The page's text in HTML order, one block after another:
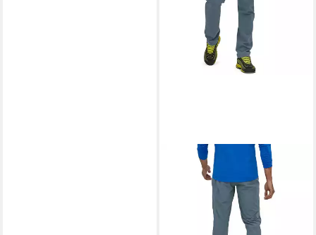
PATAGONIA
Funktionshose Hose M
ALTVIA LIGHT ALPINE
UVP 150,00 €